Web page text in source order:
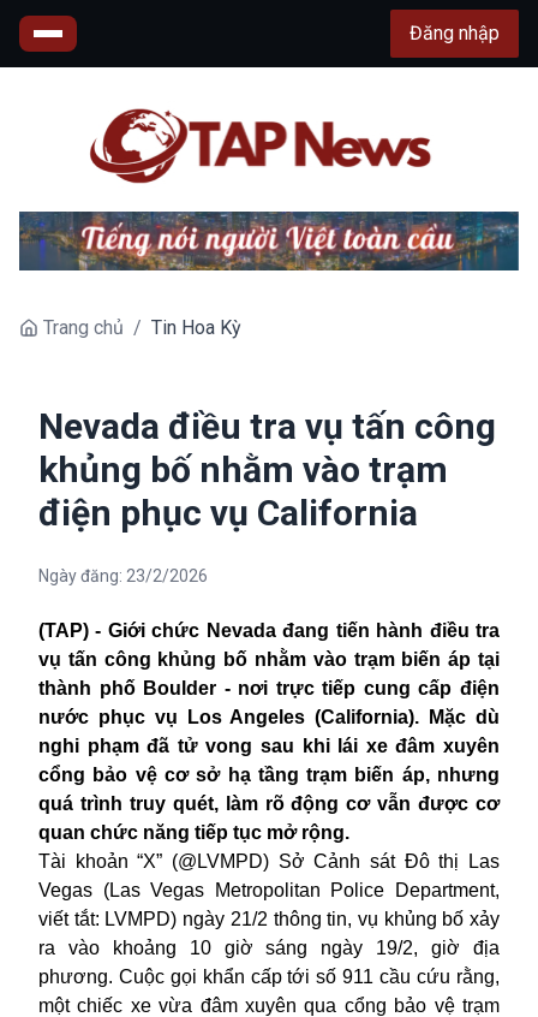
Đăng nhập
Trang chủ / Tin Hoa Kỳ
Nevada điều tra vụ tấn công
khủng bố nhằm vào trạm
điện phục vụ California
Ngày đăng: 23/2/2026
(TAP) - Giới chức Nevada đang tiến hành điều tra
vụ tấn công khủng bố nhằm vào trạm biến áp tại
thành phố Boulder - nơi trực tiếp cung cấp điện
nước phục vụ Los Angeles (California). Mặc dù
nghi phạm đã tử vong sau khi lái xe đâm xuyên
cổng bảo vệ cơ sở hạ tầng trạm biến áp, nhưng
quá trình truy quét, làm rõ động cơ vẫn được cơ
quan chức năng tiếp tục mở rộng.
Tài khoản “X” (@LVMPD) Sở Cảnh sát Đô thị Las
Vegas (Las Vegas Metropolitan Police Department,
viết tắt: LVMPD) ngày 21/2 thông tin, vụ khủng bố xảy
ra vào khoảng 10 giờ sáng ngày 19/2, giờ địa
phương. Cuộc gọi khẩn cấp tới số 911 cầu cứu rằng,
một chiếc xe vừa đâm xuyên qua cổng bảo vệ trạm